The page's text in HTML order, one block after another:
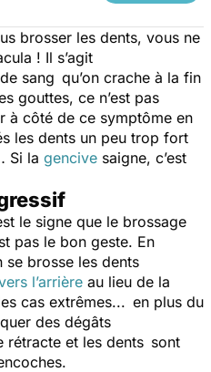
brosser les dents, vous ne
! Il s’agit
sang qu’on crache à la fin
gouttes, ce n’est pas
à côté de ce symptôme en
les dents un peu trop fort
Si la gencive saigne, c’est
le signe que le brossage
pas le bon geste. En
brosse les dents
l’arrière au lieu de la
cas extrêmes... en plus du
des dégâts
rétracte et les dents sont